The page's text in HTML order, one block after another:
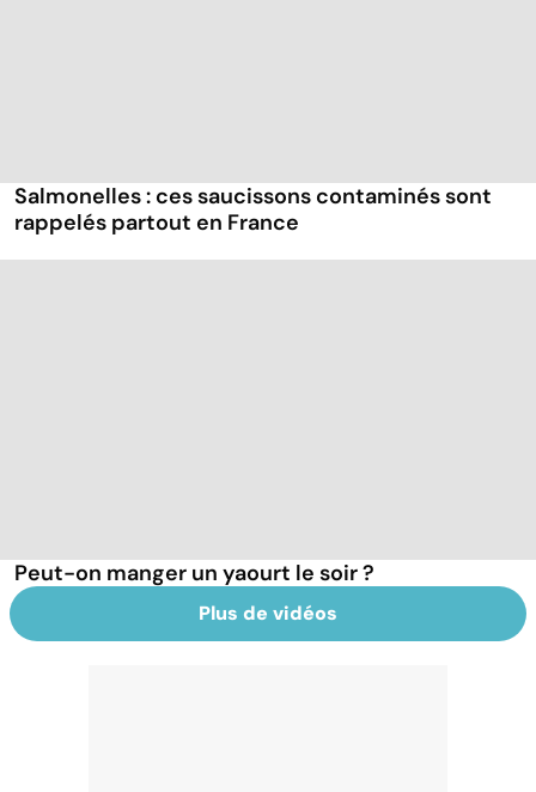
Salmonelles : ces saucissons contaminés sont
rappelés partout en France
Peut-on manger un yaourt le soir ?
Plus de vidéos